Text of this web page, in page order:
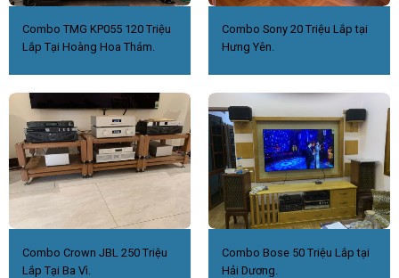
Combo TMG KP055 120 Triệu
Lắp Tại Hoàng Hoa Thám.
Combo Sony 20 Triệu Lắp tại
Hưng Yên.
Combo Crown JBL 250 Triệu
Lắp Tại Ba Vì.
Combo Bose 50 Triệu Lắp tại
Hải Dương.